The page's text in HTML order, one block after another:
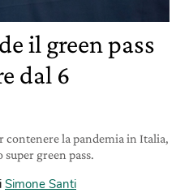
il green pass
dal 6
contenere la pandemia in Italia,
green pass.
Simone Santi